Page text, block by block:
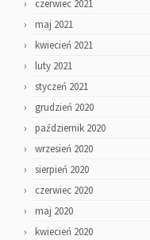
czerwiec 2021
maj 2021
kwiecień 2021
luty 2021
styczeń 2021
grudzień 2020
październik 2020
wrzesień 2020
sierpień 2020
czerwiec 2020
maj 2020
kwiecień 2020